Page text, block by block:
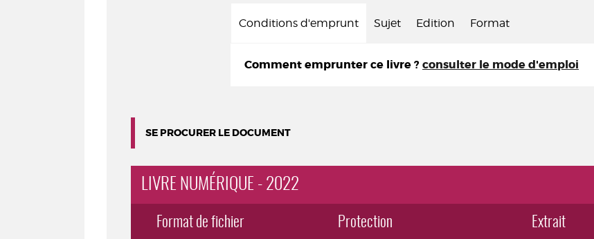
Conditions d'emprunt Sujet Edition Format
Comment emprunter ce livre ? consulter le mode d'emploi
SE PROCURER LE DOCUMENT
LIVRE NUMÉRIQUE - 2022
Format de fichier Protection Extrait